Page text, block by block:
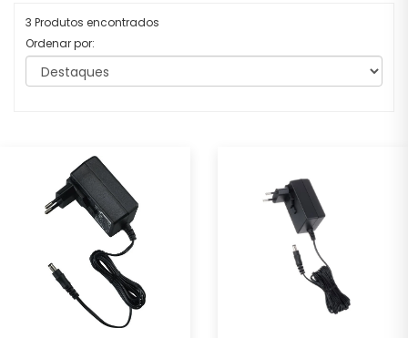
3 Produtos encontrados
Ordenar por: